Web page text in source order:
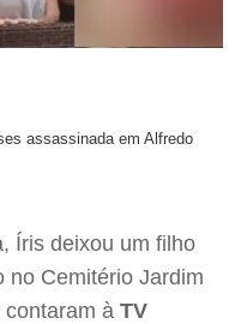
assassinada em Alfredo
Íris deixou um filho
no Cemitério Jardim
à TV